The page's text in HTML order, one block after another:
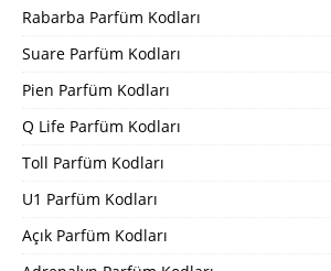
Rabarba Parfüm Kodları
Suare Parfüm Kodları
Pien Parfüm Kodları
Q Life Parfüm Kodları
Toll Parfüm Kodları
U1 Parfüm Kodları
Açık Parfüm Kodları